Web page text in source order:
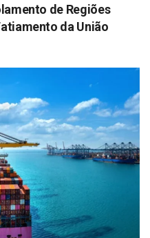
de Regiões
da União